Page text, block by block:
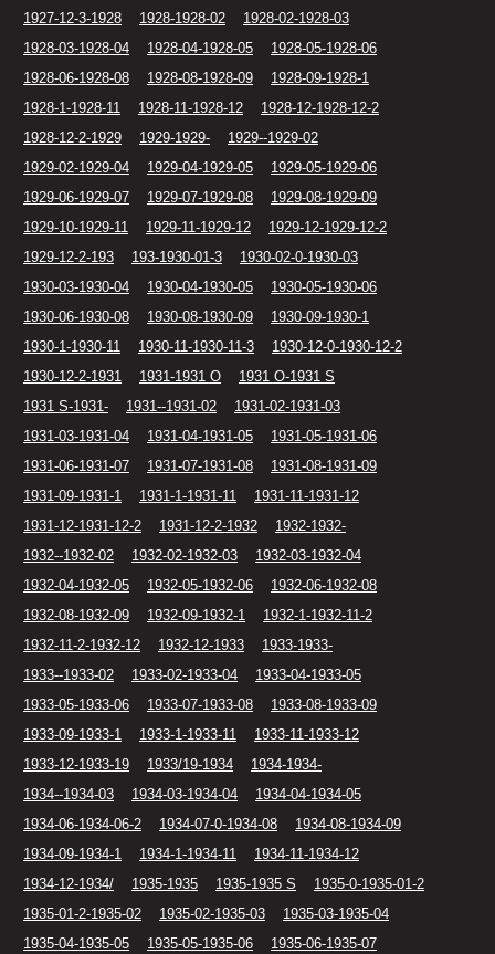
1927-12-3-1928 1928-1928-02
1928-02-1928-03
1928-03-1928-04
1928-04-1928-05
1928-05-1928-06
1928-06-1928-08
1928-08-1928-09
1928-09-1928-1
1928-1-1928-11
1928-11-1928-12
1928-12-1928-12-2
1928-12-2-1929
1929-1929-
1929--1929-02
1929-02-1929-04
1929-04-1929-05
1929-05-1929-06
1929-06-1929-07
1929-07-1929-08
1929-08-1929-09
1929-10-1929-11
1929-11-1929-12
1929-12-1929-12-2
1929-12-2-193
193-1930-01-3
1930-02-0-1930-03
1930-03-1930-04
1930-04-1930-05
1930-05-1930-06
1930-06-1930-08
1930-08-1930-09
1930-09-1930-1
1930-1-1930-11
1930-11-1930-11-3
1930-12-0-1930-12-2
1930-12-2-1931
1931-1931 O
1931 O-1931 S
1931 S-1931-
1931--1931-02
1931-02-1931-03
1931-03-1931-04
1931-04-1931-05
1931-05-1931-06
1931-06-1931-07
1931-07-1931-08
1931-08-1931-09
1931-09-1931-1
1931-1-1931-11
1931-11-1931-12
1931-12-1931-12-2
1931-12-2-1932
1932-1932-
1932--1932-02
1932-02-1932-03
1932-03-1932-04
1932-04-1932-05
1932-05-1932-06
1932-06-1932-08
1932-08-1932-09
1932-09-1932-1
1932-1-1932-11-2
1932-11-2-1932-12
1932-12-1933
1933-1933-
1933--1933-02
1933-02-1933-04
1933-04-1933-05
1933-05-1933-06
1933-07-1933-08
1933-08-1933-09
1933-09-1933-1
1933-1-1933-11
1933-11-1933-12
1933-12-1933-19
1933/19-1934
1934-1934-
1934--1934-03
1934-03-1934-04
1934-04-1934-05
1934-06-1934-06-2
1934-07-0-1934-08
1934-08-1934-09
1934-09-1934-1
1934-1-1934-11
1934-11-1934-12
1934-12-1934/
1935-1935 1935-1935 S
1935-0-1935-01-2
1935-01-2-1935-02
1935-02-1935-03
1935-03-1935-04
1935-04-1935-05
1935-05-1935-06
1935-06-1935-07